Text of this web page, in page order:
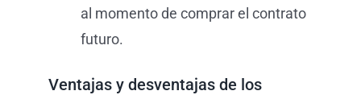
al momento de comprar el contrato
futuro.
Ventajas y desventajas de los